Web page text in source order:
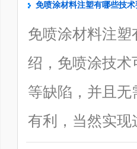
免喷涂材料注塑有哪些技术
免喷涂材料注
绍，免喷涂技术
等缺陷，并且
有利，当然实现